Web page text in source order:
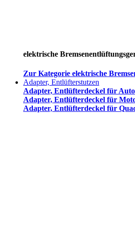
elektrische
Zur Kategorie elektrische
Adapter, Entlüfterstutzen
Adapter, Entlüfterdeckel für Auto
Adapter, Entlüfterdeckel für
Adapter, Entlüfterdeckel für